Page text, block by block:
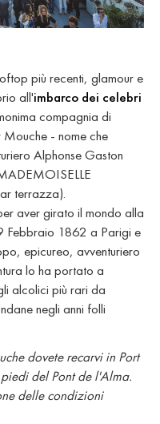
più recenti, glamour e
all'imbarco dei celebri
compagnia di
- nome che
Alphonse Gaston
terrazza).
aver girato il mondo alla
Febbraio 1862 a Parigi e
epicureo, avventuriero
lo ha portato a
alcolici più rari da
negli anni folli
dovete recarvi in Port
del Pont de l'Alma.
delle condizioni